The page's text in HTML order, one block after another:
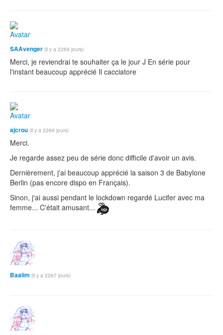
SAAvenger (il y a 2269 jours)
Merci, je reviendrai te souhaiter ça le jour J En série pour
l'instant beaucoup apprécié Il cacciatore
ajcrou (il y a 2269 jours)
Merci.
Je regarde assez peu de série donc difficile d'avoir un avis.
Dernièrement, j'ai beaucoup apprécié la saison 3 de Babylone
Berlin (pas encore dispo en Français).
Sinon, j'ai aussi pendant le lockdown regardé Lucifer avec ma
femme... C'était amusant...
Baalim (il y a 2267 jours)